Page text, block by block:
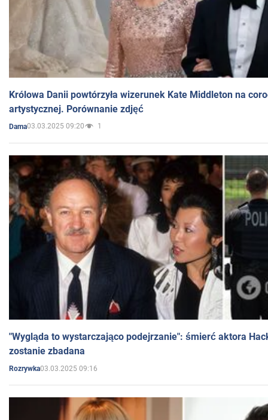
Królowa Danii powtórzyła wizerunek Kate Middleton na
artystycznej. Porównanie zdjęć
Dama03.03.2025 09:20 1
"Wygląda to wystarczająco podejrzanie": śmierć aktora
zostanie zbadana
Rozrywka03.03.2025 09:16